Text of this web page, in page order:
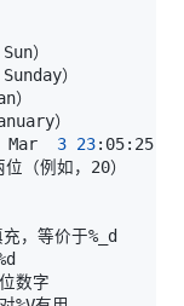
Mar 3 23:05:25